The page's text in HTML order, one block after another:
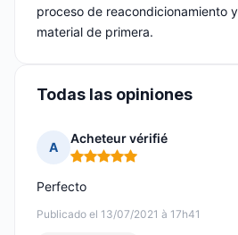
proceso de reacondicionamiento
material de primera.
Todas las opiniones
A
Acheteur vérifié
Nota: 5 de 5
Publicado el 13/07/2021 à 17h41
Perfecto